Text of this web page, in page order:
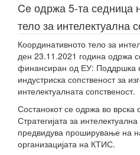
Ce одржа 5-та седница
тело за интелектуална
Координативното тело за
ден 23.11.2021 година одржа
финансиран од ЕУ: Поддршка
индустриска сопственост за
интелектуалната сопственост.
Состанокот се одржа во врска
Стратегијата за
предвидува проширување на
организацијата на КТИС.